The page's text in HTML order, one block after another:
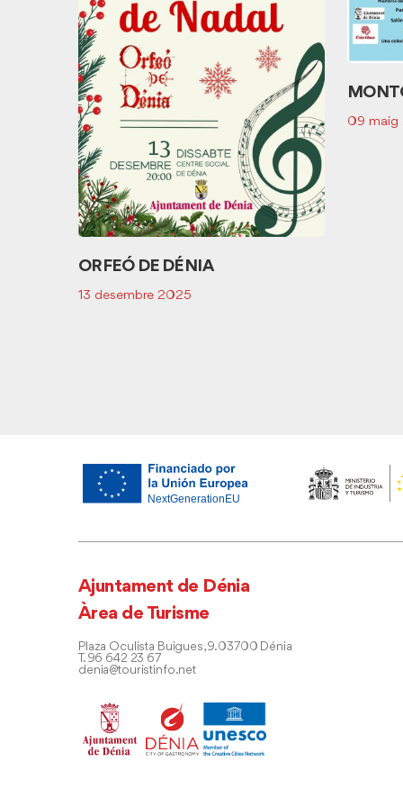
ORFEÓ DE DÉNIA
13 desembre 2025
09 maig
Ajuntament de Dénia
Àrea de Turisme
Plaza Oculista Buigues, 9. 03700 Dénia
T. 96 642 23 67
denia@touristinfo.net